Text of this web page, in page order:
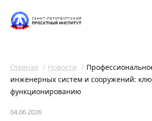
Главная Новости
инженерных систем и сооружений:
функционированию
04.06.2026